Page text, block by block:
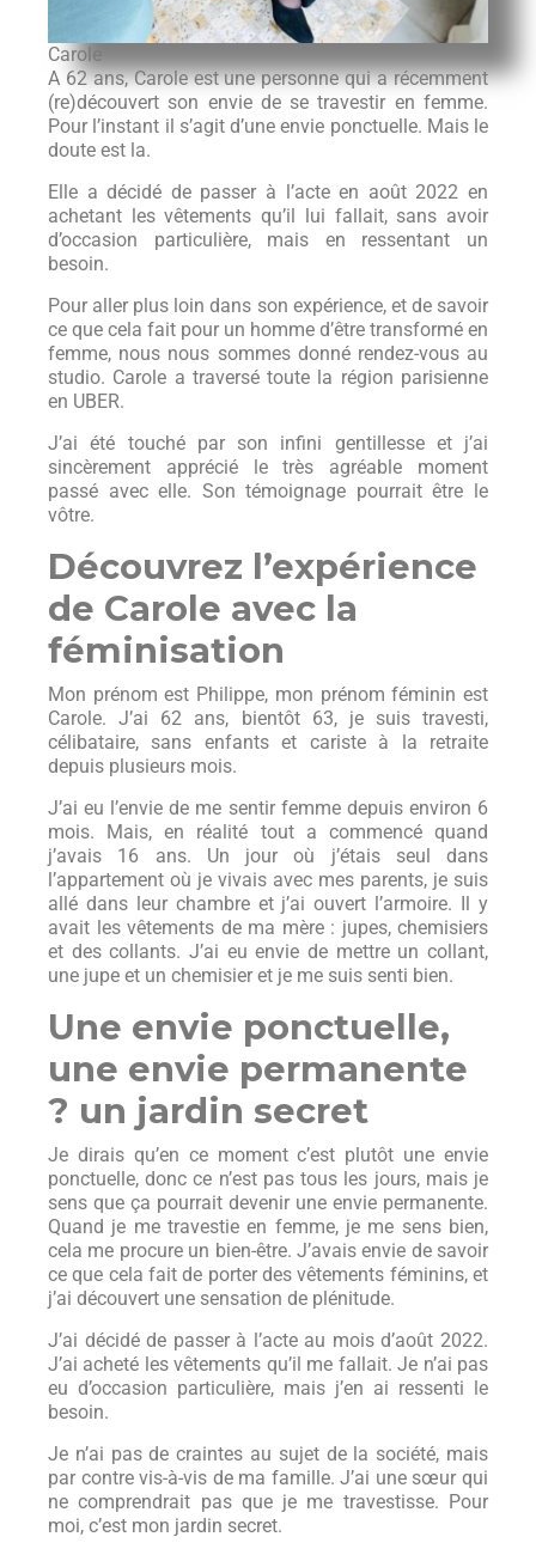
Carole
A 62 ans, Carole est une personne qui a récemment
(re)découvert son envie de se travestir en femme.
Pour l’instant il s’agit d’une envie ponctuelle. Mais le
doute est la.
Elle a décidé de passer à l’acte en août 2022 en
achetant les vêtements qu’il lui fallait, sans avoir
d’occasion particulière, mais en ressentant un
besoin.
Pour aller plus loin dans son expérience, et de savoir
ce que cela fait pour un homme d’être transformé en
femme, nous nous sommes donné rendez-vous au
studio. Carole a traversé toute la région parisienne
en UBER.
J’ai été touché par son infini gentillesse et j’ai
sincèrement apprécié le très agréable moment
passé avec elle. Son témoignage pourrait être le
vôtre.
Découvrez l’expérience
de Carole avec la
féminisation
Mon prénom est Philippe, mon prénom féminin est
Carole. J’ai 62 ans, bientôt 63, je suis travesti,
célibataire, sans enfants et cariste à la retraite
depuis plusieurs mois.
J’ai eu l’envie de me sentir femme depuis environ 6
mois. Mais, en réalité tout a commencé quand
j’avais 16 ans. Un jour où j’étais seul dans
l’appartement où je vivais avec mes parents, je suis
allé dans leur chambre et j’ai ouvert l’armoire. Il y
avait les vêtements de ma mère : jupes, chemisiers
et des collants. J’ai eu envie de mettre un collant,
une jupe et un chemisier et je me suis senti bien.
Une envie ponctuelle,
une envie permanente
? un jardin secret
Je dirais qu’en ce moment c’est plutôt une envie
ponctuelle, donc ce n’est pas tous les jours, mais je
sens que ça pourrait devenir une envie permanente.
Quand je me travestie en femme, je me sens bien,
cela me procure un bien-être. J’avais envie de savoir
ce que cela fait de porter des vêtements féminins, et
j’ai découvert une sensation de plénitude.
J’ai décidé de passer à l’acte au mois d’août 2022.
J’ai acheté les vêtements qu’il me fallait. Je n’ai pas
eu d’occasion particulière, mais j’en ai ressenti le
besoin.
Je n’ai pas de craintes au sujet de la société, mais
par contre vis-à-vis de ma famille. J’ai une sœur qui
ne comprendrait pas que je me travestisse. Pour
moi, c’est mon jardin secret.